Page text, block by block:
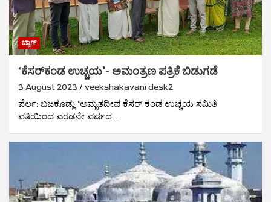
ಬ್ಲಾಗ್
‘ಕೆಸರ್‌ಕಂಡ ಉಚ್ಚಯ’- ಅಮಂತ್ರಣ ಪತ್ರಿಕೆ ಬಿಡುಗಡೆ
3 August 2023 veekshakavani desk2
ಪೆರ್ಲ: ಬಜಕೂಡ್ಲು ‘ಅಮೃತದೀಪ ಕೆಸರ್ ಕಂಡ ಉಚ್ಚಯ ಸಮಿತಿ
ವತಿಯಿಂದ ಎರಡನೇ ವರ್ಷದ…